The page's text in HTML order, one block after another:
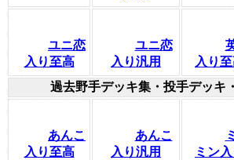
ユニ恋
入り至高
ユニ恋
入り汎用
入り
過去野手デッキ集・投手デッキ
あんこ
入り至高
あんこ
入り汎用
ミン入